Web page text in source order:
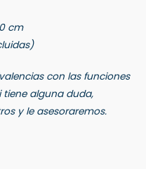
cm
con las funciones
tiene alguna duda,
y le asesoraremos.